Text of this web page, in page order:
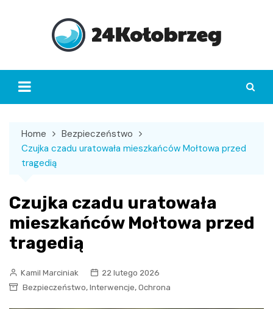
Home
Bezpieczeństwo
Czujka czadu uratowała mieszkańców Mołtowa przed
tragedią
Czujka czadu uratowała
mieszkańców Mołtowa przed
tragedią
Kamil Marciniak
22 lutego 2026
Bezpieczeństwo, Interwencje, Ochrona